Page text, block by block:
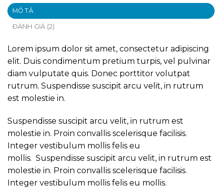
MÔ TẢ
ĐÁNH GIÁ (2)
Lorem ipsum dolor sit amet, consectetur adipiscing
elit. Duis condimentum pretium turpis, vel pulvinar
diam vulputate quis. Donec porttitor volutpat
rutrum. Suspendisse suscipit arcu velit, in rutrum
est molestie in.
Suspendisse suscipit arcu velit, in rutrum est
molestie in. Proin convallis scelerisque facilisis.
Integer vestibulum mollis felis eu
mollis. Suspendisse suscipit arcu velit, in rutrum est
molestie in. Proin convallis scelerisque facilisis.
Integer vestibulum mollis felis eu mollis.